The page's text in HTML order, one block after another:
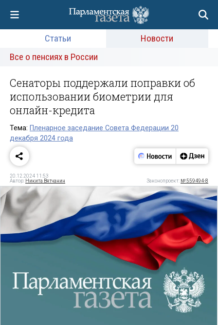
Статьи
Новости
Все о пенсиях в России
Сенаторы поддержали поправки об
использовании биометрии для
онлайн-кредита
Тема: Пленарное заседание Совета Федерации 20
декабря 2024 года
20.12.2024 11:53
Автор: Никита Вятчанин Законопроект: № 559494-8